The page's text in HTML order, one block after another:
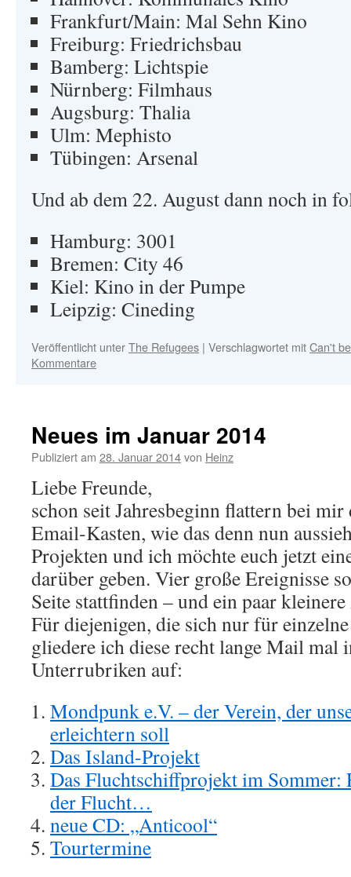
Frankfurt/Main: Mal Sehn Kino
Freiburg: Friedrichsbau
Bamberg: Lichtspie
Nürnberg: Filmhaus
Augsburg: Thalia
Ulm: Mephisto
Tübingen: Arsenal
Und ab dem 22. August dann noch in
Hamburg: 3001
Bremen: City 46
Kiel: Kino in der Pumpe
Leipzig: Cineding
Veröffentlicht unterThe Refugees | Verschlagwortet mitCan't
Kommentare
Neues im Januar 2014
Publiziert am 28. Januar 2014von Heinz
Liebe Freunde,
schon seit Jahresbeginn flattern bei
Email-Kasten, wie das denn nun
Projekten und ich möchte euch jetzt
darüber geben. Vier große Ereignisse
Seite stattfinden – und ein paar
Für diejenigen, die sich nur für
gliedere ich diese recht lange Mail mal
Unterrubriken auf:
Mondpunk e.V. – der Verein, der
erleichtern soll
Das Island-Projekt
Das Fluchtschiffprojekt im Sommer:
der Flucht…
neue CD: „Anticool“
Tourtermine